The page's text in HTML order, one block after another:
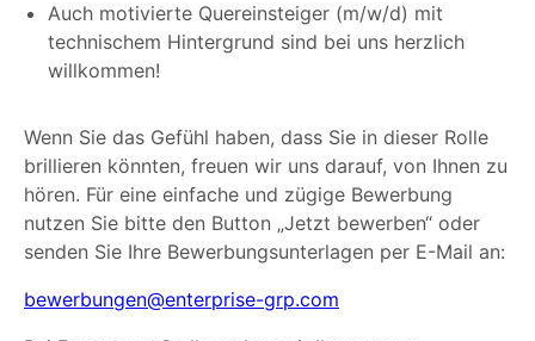
Auch motivierte Quereinsteiger (m/w/d) mit
technischem Hintergrund sind bei uns herzlich
willkommen!
Wenn Sie das Gefühl haben, dass Sie in dieser Rolle
brillieren könnten, freuen wir uns darauf, von Ihnen zu
hören. Für eine einfache und zügige Bewerbung
nutzen Sie bitte den Button „Jetzt bewerben“ oder
senden Sie Ihre Bewerbungsunterlagen per E-Mail an:
bewerbungen@enterprise-grp.com